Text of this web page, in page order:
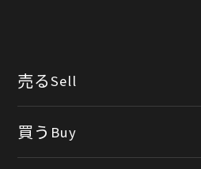
売るSell
店頭買取
買う Buy